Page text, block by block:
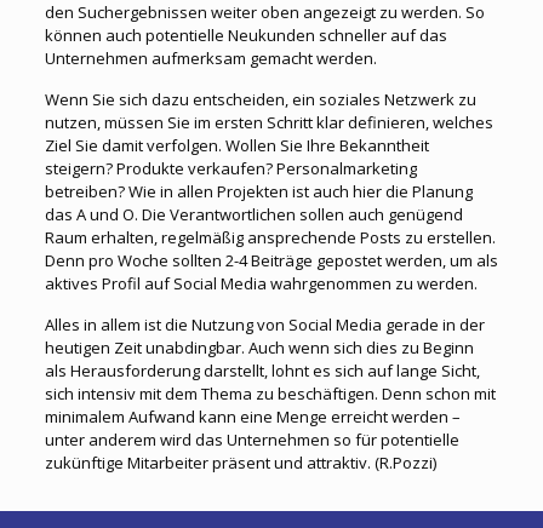
den Suchergebnissen weiter oben angezeigt zu werden. So
können auch potentielle Neukunden schneller auf das
Unternehmen aufmerksam gemacht werden.
Wenn Sie sich dazu entscheiden, ein soziales Netzwerk zu
nutzen, müssen Sie im ersten Schritt klar definieren, welches
Ziel Sie damit verfolgen. Wollen Sie Ihre Bekanntheit
steigern? Produkte verkaufen? Personalmarketing
betreiben? Wie in allen Projekten ist auch hier die Planung
das A und O. Die Verantwortlichen sollen auch genügend
Raum erhalten, regelmäßig ansprechende Posts zu erstellen.
Denn pro Woche sollten 2-4 Beiträge gepostet werden, um als
aktives Profil auf Social Media wahrgenommen zu werden.
Alles in allem ist die Nutzung von Social Media gerade in der
heutigen Zeit unabdingbar. Auch wenn sich dies zu Beginn
als Herausforderung darstellt, lohnt es sich auf lange Sicht,
sich intensiv mit dem Thema zu beschäftigen. Denn schon mit
minimalem Aufwand kann eine Menge erreicht werden –
unter anderem wird das Unternehmen so für potentielle
zukünftige Mitarbeiter präsent und attraktiv. (R.Pozzi)